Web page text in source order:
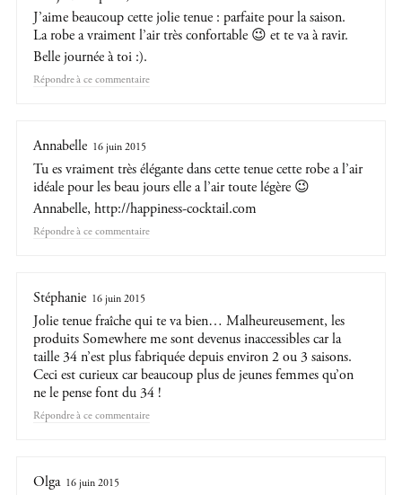
J’aime beaucoup cette jolie tenue : parfaite pour la saison.
La robe a vraiment l’air très confortable 😉 et te va à ravir.
Belle journée à toi :).
Répondre
Annabelle 16 juin 2015
Tu es vraiment très élégante dans cette tenue cette robe a l’air
idéale pour les beau jours elle a l’air toute légère 😉
Annabelle, http://happiness-cocktail.com
Répondre
Stéphanie 16 juin 2015
Jolie tenue fraîche qui te va bien… Malheureusement, les
produits Somewhere me sont devenus inaccessibles car la
taille 34 n’est plus fabriquée depuis environ 2 ou 3 saisons.
Ceci est curieux car beaucoup plus de jeunes femmes qu’on
ne le pense font du 34 !
Répondre
Olga 16 juin 2015